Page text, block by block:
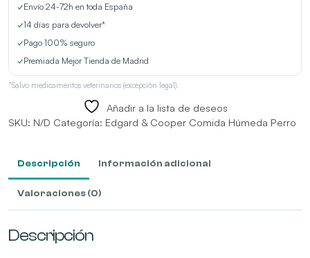
Pato
Perro
cantidad
✓Envío 24-72h en toda España
✓14 días para devolver*
✓Pago 100% seguro
✓Premiada Mejor Tienda de Madrid
*Salvo medicamentos veterinarios (excepción legal).
Añadir a la lista de deseos
SKU: N/D Categoría: Edgard & Cooper Comida Húmeda Perro
Descripción Información adicional
Valoraciones (0)
Descripción